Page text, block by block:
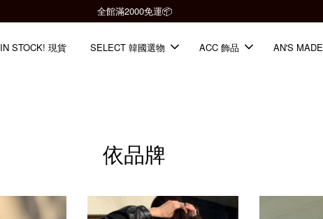
全館滿2000免運📦
IN STOCK! 現貨 SELECT 韓國選物 ACC 飾品 AN'S MADE
依品牌